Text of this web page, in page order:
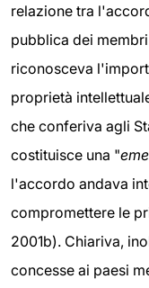
relazione tra
pubblica dei
riconosceva
proprietà
che conferiva agli
costituisce una "
l'accordo andava
compromettere le
2001b). Chiariva,
concesse ai paesi